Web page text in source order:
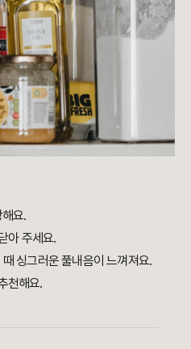
요.
아 주세요.
싱그러운 풀내음이 느껴져요.
천해요.